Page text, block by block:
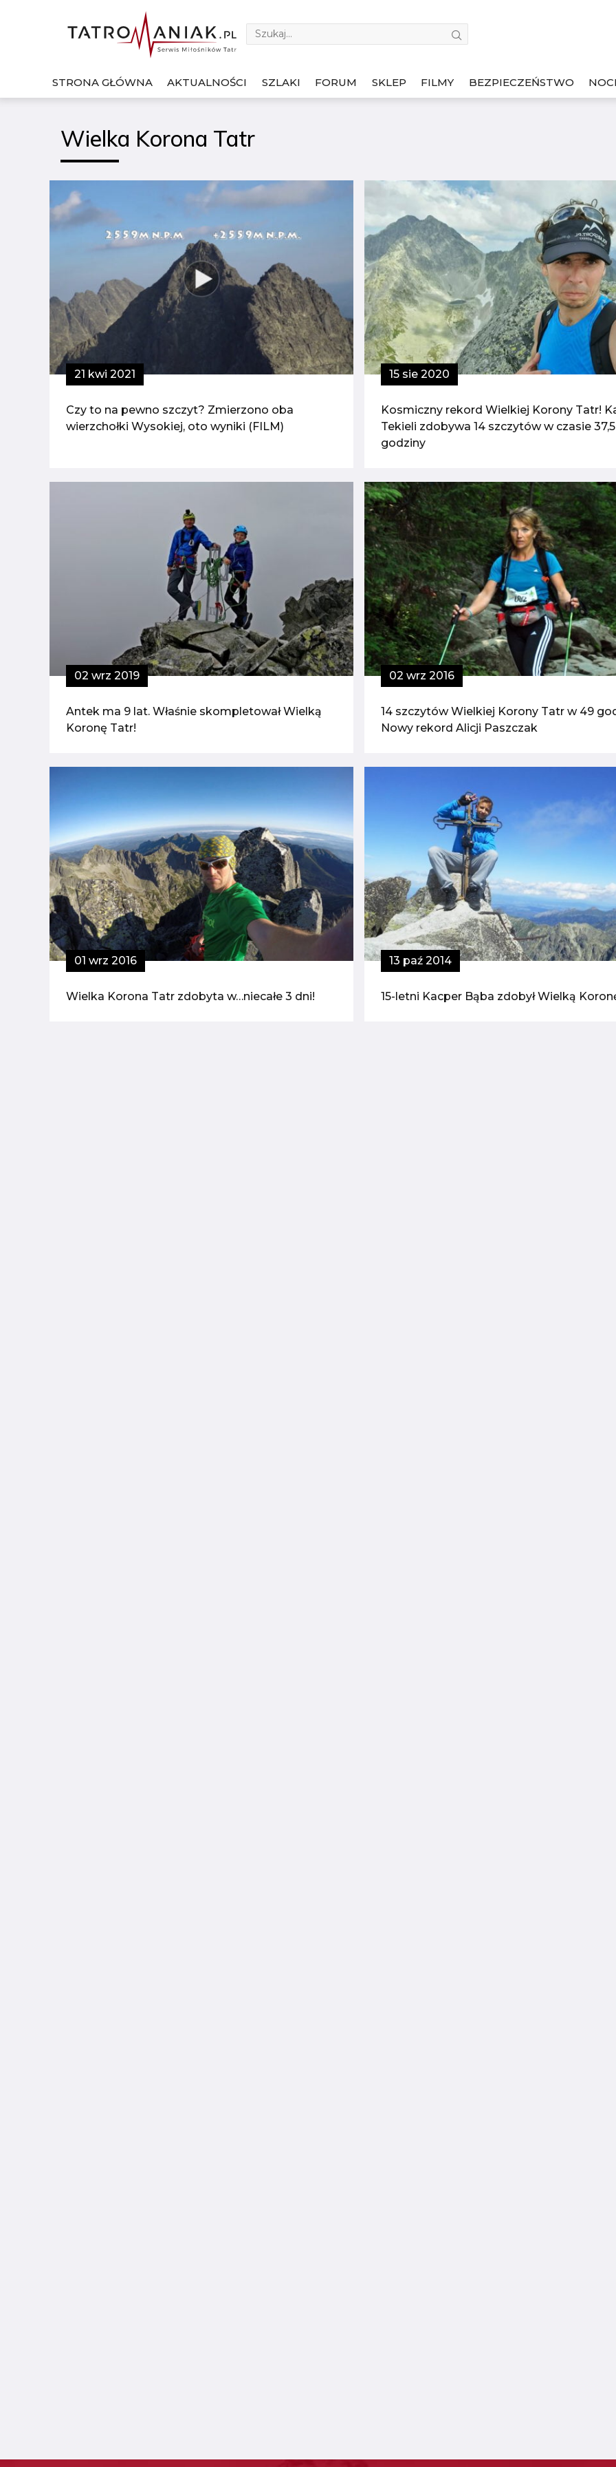
STRONA GŁÓWNA AKTUALNOŚCI SZLAKI FORUM SKLEP FILMY BEZPIECZEŃSTWO
Wielka Korona Tatr
21 kwi 2021
Czy to na pewno szczyt? Zmierzono oba
wierzchołki Wysokiej, oto wyniki (FILM)
15 sie 2020
Kosmiczny rekord Wielkiej Korony Tatr!
Tekieli zdobywa 14 szczytów w czasie 37,5
godziny
02 wrz 2019
Antek ma 9 lat. Właśnie skompletował Wielką
Koronę Tatr!
02 wrz 2016
14 szczytów Wielkiej Korony Tatr w 49
Nowy rekord Alicji Paszczak
01 wrz 2016
Wielka Korona Tatr zdobyta w…niecałe 3 dni!
13 paź 2014
15-letni Kacper Bąba zdobył Wielką